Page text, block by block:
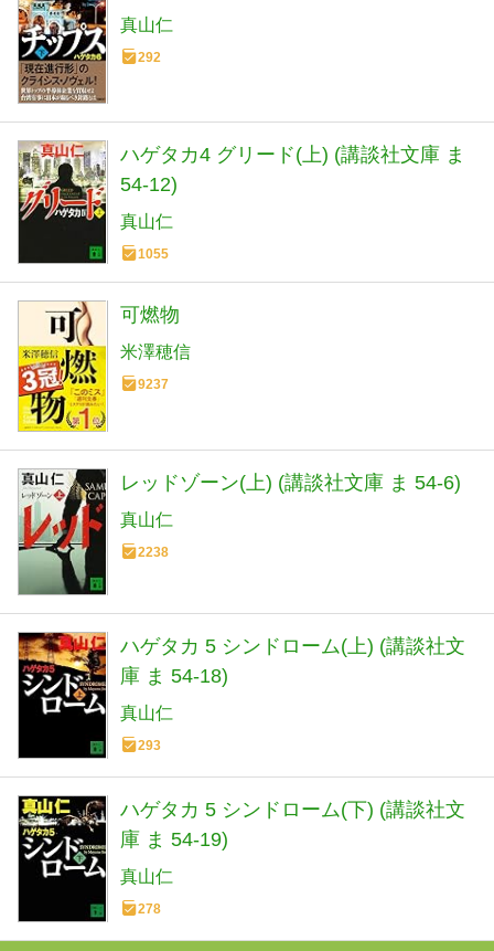
真山仁
292
ハゲタカ4 グリード(上) (講談社文庫 ま
54-12)
真山仁
1055
可燃物
米澤穂信
9237
レッドゾーン(上) (講談社文庫 ま 54-6)
真山仁
2238
ハゲタカ 5 シンドローム(上) (講談社文
庫 ま 54-18)
真山仁
293
ハゲタカ 5 シンドローム(下) (講談社文
庫 ま 54-19)
真山仁
278